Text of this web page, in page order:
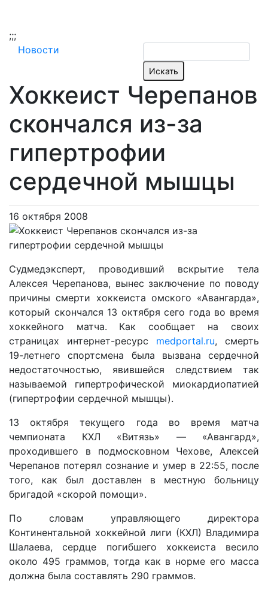
;;;
Новости
Хоккеист Черепанов
скончался из-за
гипертрофии
сердечной мышцы
16 октября 2008
Судмедэксперт, проводивший вскрытие тела
Алексея Черепанова, вынес заключение по поводу
причины смерти хоккеиста омского «Авангарда»,
который скончался 13 октября сего года во время
хоккейного матча. Как сообщает на своих
страницах интернет-ресурс medportal.ru, смерть
19-летнего спортсмена была вызвана сердечной
недостаточностью, явившейся следствием так
называемой гипертрофической миокардиопатией
(гипертрофии сердечной мышцы).
13 октября текущего года во время матча
чемпионата КХЛ «Витязь» — «Авангард»,
проходившего в подмосковном Чехове, Алексей
Черепанов потерял сознание и умер в 22:55, после
того, как был доставлен в местную больницу
бригадой «скорой помощи».
По словам управляющего директора
Континентальной хоккейной лиги (КХЛ) Владимира
Шалаева, сердце погибшего хоккеиста весило
около 495 граммов, тогда как в норме его масса
должна была составлять 290 граммов.